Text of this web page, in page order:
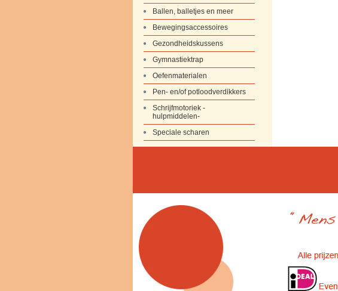
Ballen, balletjes en meer
Bewegingsaccessoires
Gezondheidskussens
Gymnastiektrap
Oefenmaterialen
Pen- en/of potloodverdikkers
Schrijfmotoriek -
hulpmiddelen-
Speciale scharen